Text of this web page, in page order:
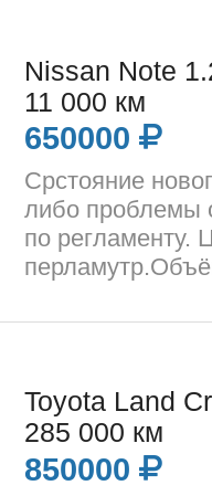
Nissan Note
11 000 км
650000
Срстояние
либо проблемы
по регламенту.
Toyota Land
285 000 км
850000